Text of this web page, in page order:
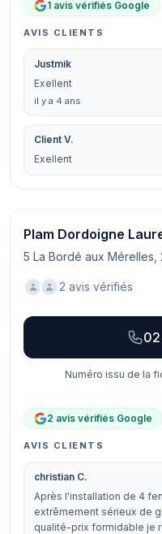
1 avis vérifiés Google
AVIS CLIENTS
Justmik
Exellent
il y a 4 ans
Client V.
Exellent
Plam Dordoigne
5 La Bordé aux
2 avis vérifiés
Numéro issu de la
2 avis vérifiés Google
AVIS CLIENTS
christian C.
Après l'installation de 4
extrêmement sérieux de
qualité-prix formidable je